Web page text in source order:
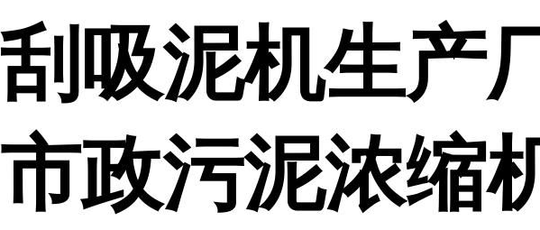
刮吸泥机生产
市政污泥浓缩